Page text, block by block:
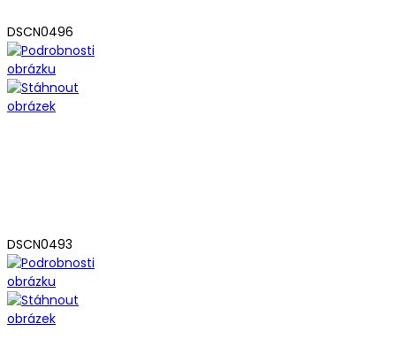
DSCN0496
DSCN0493